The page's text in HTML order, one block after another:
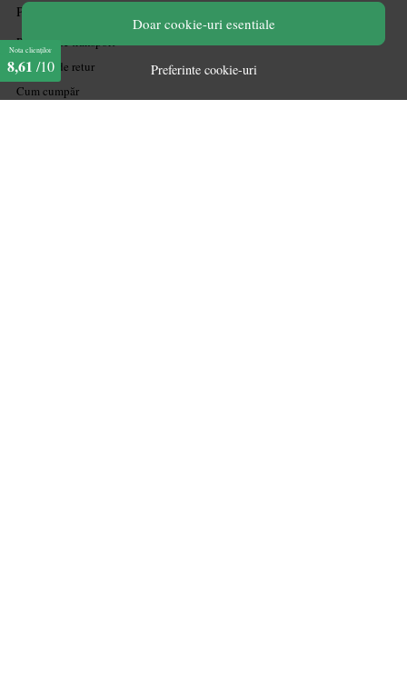
Doar cookie-uri esentiale
Preferinte cookie-uri
PLATA SI LIVRARE
Politica de transport
Politica de retur
Cum cumpăr
Nota clienților
8,61 /10